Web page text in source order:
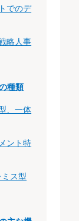
でのデ
略人事
種類
、一体
ント特
ス型